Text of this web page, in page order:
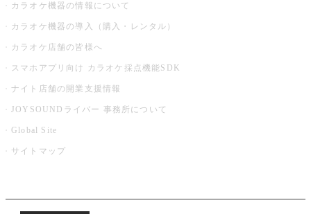
カラオケ機器の情報について
カラオケ機器の導入（購入・レンタル）
カラオケ店舗の皆様へ
スマホアプリ向け カラオケ採点機能SDK
ナイト店舗の開業支援情報
JOYSOUNDライバー 事務所について
Global Site
サイトマップ